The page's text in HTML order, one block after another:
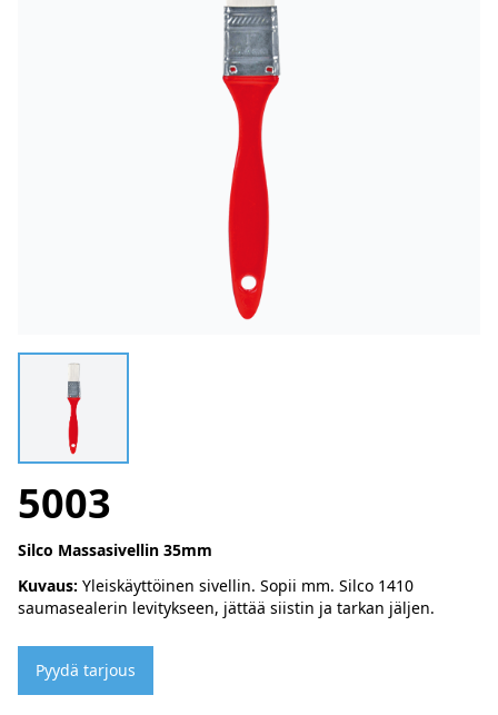
5003
Silco Massasivellin 35mm
Kuvaus: Yleiskäyttöinen sivellin. Sopii mm. Silco 1410
saumasealerin levitykseen, jättää siistin ja tarkan jäljen.
Pyydä tarjous